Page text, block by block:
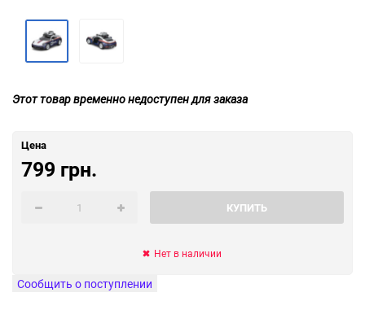
Этот товар временно недоступен для заказа
Цена
799 грн.
КУПИТЬ
Нет в наличии
Сообщить о поступлении